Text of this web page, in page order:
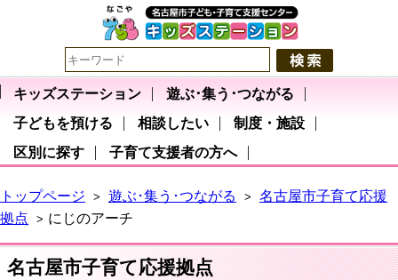
キッズステーション
遊ぶ･集う･つながる
子どもを預ける
相談したい
制度・施設
区別に探す
子育て支援者の方へ
トップページ > 遊ぶ･集う･つながる >
名古屋市子育て応援
拠点
> にじのアーチ
名古屋市子育て応援拠点